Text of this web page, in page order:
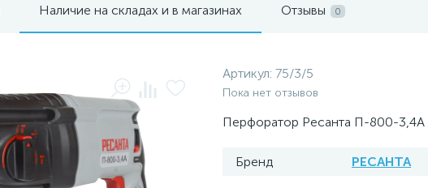
Наличие на складах и в магазинах Отзывы 0
Артикул: 75/3/5
Пока нет отзывов
Перфоратор Ресанта П-800-
Бренд РЕСАНТА